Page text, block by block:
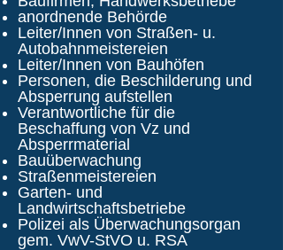
anordnende Behörde
Leiter/Innen von Straßen- u.
Autobahnmeistereien
Leiter/Innen von Bauhöfen
Personen, die Beschilderung und
Absperrung aufstellen
Verantwortliche für die
Beschaffung von Vz und
Absperrmaterial
Bauüberwachung
Straßenmeistereien
Garten- und
Landwirtschaftsbetriebe
Polizei als Überwachungsorgan
gem. VwV-StVO u. RSA